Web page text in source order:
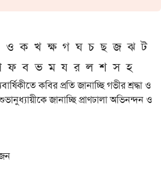
ও ক খ ক্ষ গ ঘ চ ছ জ ঝ ট
ফ ব ভ ম য র ল শ স হ
কবির প্রতি জানাচ্ছি গভীর শ্রদ্ধা ও
জানাচ্ছি প্রাণঢালা অভিনন্দন ও